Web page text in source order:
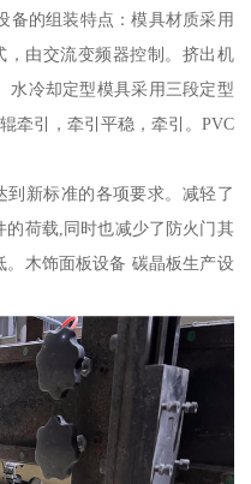
备的组装特点：模具材质采用
由交流变频器控制。挤出机
水冷却定型模具采用三段定型
牵引，牵引平稳，牵引。PVC
到新标准的各项要求。减轻了
的荷载,同时也减少了防火门其
木饰面板设备 碳晶板生产设